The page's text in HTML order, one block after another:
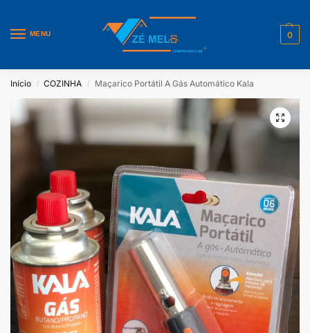
MENU 0
Início / COZINHA / Maçarico Portátil A Gás Automático Kala